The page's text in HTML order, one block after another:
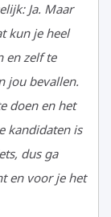
Ja. Maar
kun je heel
en zelf te
jou bevallen.
doen en het
kandidaten is
dus ga
en voor je het